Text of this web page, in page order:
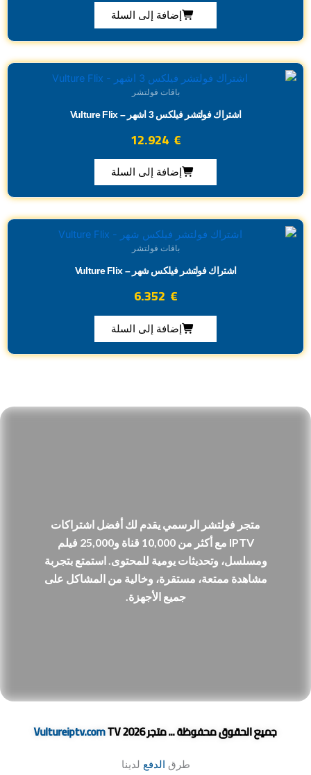
إضافة إلى السلة
باقات فولتشر
اشتراك فولتشر فيلكس 3 اشهر – Vulture Flix
12.924 €
إضافة إلى السلة
باقات فولتشر
اشتراك فولتشر فيلكس شهر – Vulture Flix
6.352 €
إضافة إلى السلة
متجر فولتشر الرسمي يقدم لك أفضل اشتراكات
IPTV مع أكثر من 10,000 قناة و25,000 فيلم
ومسلسل، وتحديثات يومية للمحتوى. استمتع بتجربة
مشاهدة ممتعة، مستقرة، وخالية من المشاكل على
جميع الأجهزة.
جميع الحقوق محفوظة ... متجر Vultureiptv.comTV 2026
طرق الدفع لدينا